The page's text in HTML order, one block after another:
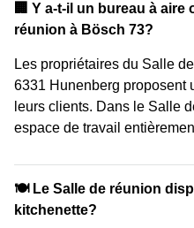
‍🏢 Y a-t-il un bureau à aire
réunion à Bösch 73?
Les propriétaires du Salle
6331 Hunenberg proposent
leurs clients. Dans le Salle
espace de travail
🍽️ Le Salle de réunion
kitchenette?